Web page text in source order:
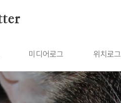
미디어로그 위치로그